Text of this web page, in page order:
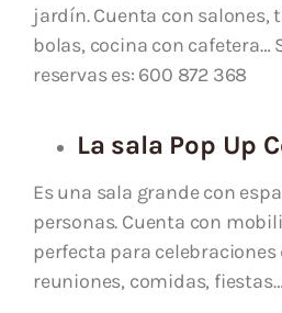
jardín. Cuenta con salones,
bolas, cocina con cafetera…
reservas es: 600 872 368
La sala Pop Up
Es una sala grande con
personas. Cuenta con
perfecta para
reuniones, comidas, fiestas…